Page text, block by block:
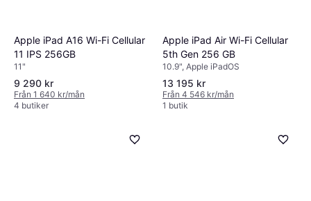
Apple iPad A16 Wi-Fi Cellular
11 IPS 256GB
11"
9 290 kr
Från 1 640 kr/mån
4 butiker
Apple iPad Air Wi-Fi Cellular
5th Gen 256 GB
10.9", Apple iPadOS
13 195 kr
Från 4 546 kr/mån
1 butik